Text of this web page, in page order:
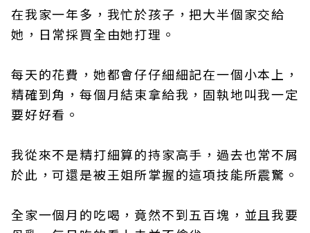
在我家一年多，我忙於孩子，把大半個家交給
她，日常採買全由她打理。
每天的花費，她都會仔仔細細記在一個小本上，
精確到角，每個月結束拿給我，固執地叫我一定
要好好看。
我從來不是精打細算的持家高手，過去也常不屑
於此，可還是被王姐所掌握的這項技能所震驚。
全家一個月的吃喝，竟然不到五百塊，並且我要